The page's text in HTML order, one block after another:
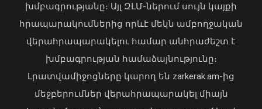
Ողբերգական դեպք Երևանում․
Կիևյան կամրջի տակ՝ ճանապարհի
երթևեկելի գոտում, հայտնաբերվել է
տղամարդու մարմին
խմբագրությանը։ Այլ ԶԼՄ-ներում սույն կայքի
հրապարակումներից որևէ մեկն ամբողջական
վերահրապարակելու համար անհրաժեշտ է
խմբագրության համաձայնությունը։
Լրատվամիջոցները կարող են zarkerak.am-ից
մեջբերումներ վերահրապարակել միայն